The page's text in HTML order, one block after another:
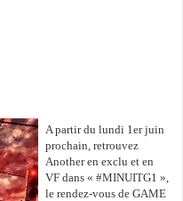
A partir du lundi 1er juin
prochain, retrouvez
Another en exclu et en
VF dans « #MINUITG1 »,
le rendez-vous de GAME